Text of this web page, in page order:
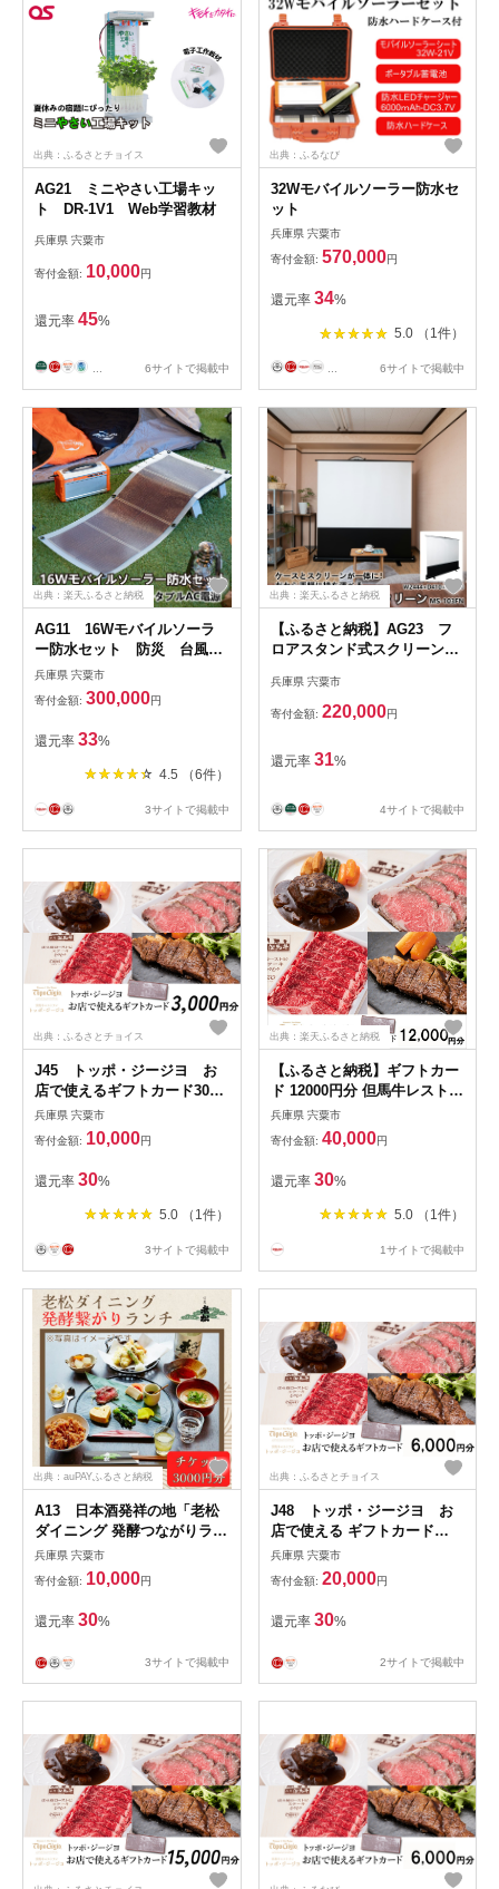
出典：ふるさとチョイス
AG21 ミニやさい工場キッ
ト DR-1V1 Web学習教材
兵庫県 宍粟市
寄付金額: 10,000円
還元率 45%
6サイトで掲載中
出典：ふるなび
32Wモバイルソーラー防水セ
ット
兵庫県 宍粟市
寄付金額: 570,000円
還元率 34%
5.0 （1件）
6サイトで掲載中
出典：楽天ふるさと納税
AG11 16Wモバイルソーラ
ー防水セット 防災 台風
停電 アウトドア 充電 ソ
ーラー発電 持ち運び可能
ポータブル コンパクト バ
ッテリー 防水 LEDライ
ト キャンプ 車中泊 非常
時 ポータブル電源
兵庫県 宍粟市
寄付金額: 300,000円
還元率 33%
4.5 （6件）
3サイトで掲載中
出典：楽天ふるさと納税
【ふるさと納税】AG23 フ
ロアスタンド式スクリーン
兵庫県 宍粟市
寄付金額: 220,000円
還元率 31%
4サイトで掲載中
出典：ふるさとチョイス
J45 トッポ・ジージヨ お
店で使えるギフトカード3000
円分
兵庫県 宍粟市
寄付金額: 10,000円
還元率 30%
5.0 （1件）
3サイトで掲載中
出典：楽天ふるさと納税
【ふるさと納税】ギフトカー
ド 12000円分 但馬牛レストラ
ン トッポ・ジージヨ お店で
使える チケット 食事券 ギフ
ト プレゼント レストラン 但
馬牛 母の日 父の日 敬老の日
誕生日 お祝い J49
兵庫県 宍粟市
寄付金額: 40,000円
還元率 30%
5.0 （1件）
1サイトで掲載中
出典：auPAYふるさと納税
A13 日本酒発祥の地「老松
ダイニング 発酵つながりラン
チ チケット3000円分」 【
老松 酒蔵 ダイニング レスト
ラン 食事券 ランチ チケット
発酵 発酵食 健康食 日本酒 】
兵庫県 宍粟市
寄付金額: 10,000円
還元率 30%
3サイトで掲載中
出典：ふるさとチョイス
J48 トッポ・ジージヨ お
店で使える ギフトカード
6000円分 【 トッポジージ
ョ レストラン チケット 買い
物 食事 】
兵庫県 宍粟市
寄付金額: 20,000円
還元率 30%
2サイトで掲載中